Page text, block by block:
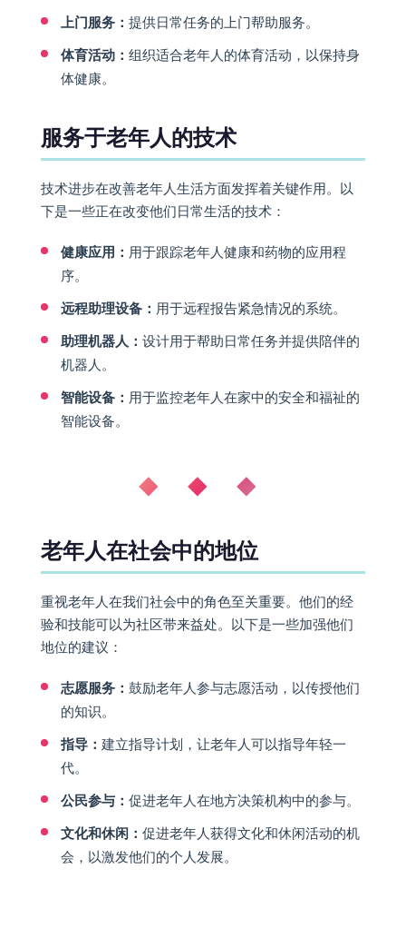
上门服务： 提供日常任务的上门帮助服务。
体育活动： 组织适合老年人的体育活动，以保持身
体健康。
服务于老年人的技术
技术进步在改善老年人生活方面发挥着关键作用。以
下是一些正在改变他们日常生活的技术：
健康应用： 用于跟踪老年人健康和药物的应用程
序。
远程助理设备： 用于远程报告紧急情况的系统。
助理机器人： 设计用于帮助日常任务并提供陪伴的
机器人。
智能设备： 用于监控老年人在家中的安全和福祉的
智能设备。
◆ ◆ ◆
老年人在社会中的地位
重视老年人在我们社会中的角色至关重要。他们的经
验和技能可以为社区带来益处。以下是一些加强他们
地位的建议：
志愿服务： 鼓励老年人参与志愿活动，以传授他们
的知识。
指导： 建立指导计划，让老年人可以指导年轻一
代。
公民参与： 促进老年人在地方决策机构中的参与。
文化和休闲： 促进老年人获得文化和休闲活动的机
会，以激发他们的个人发展。